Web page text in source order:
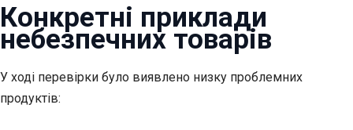
Конкретні приклади
небезпечних товарів
У ході перевірки було виявлено низку проблемних
продуктів: